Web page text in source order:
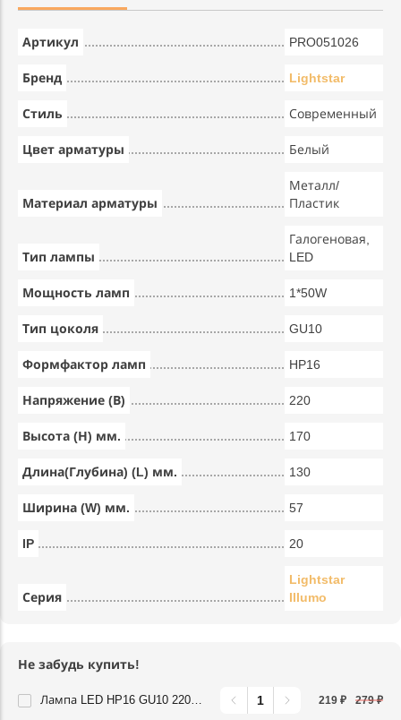
Артикул PRO051026
Бренд Lightstar
Стиль Современный
Цвет арматуры Белый
Материал арматуры
Металл/
Пластик
Тип лампы
Галогеновая,
LED
Мощность ламп 1*50W
Тип цоколя GU10
Формфактор ламп HP16
Напряжение (В) 220
Высота (Н) мм. 170
Длина(Глубина) (L) мм. 130
Ширина (W) мм. 57
IP 20
Серия
Lightstar
Illumo
Не забудь купить!
Лампа LED HP16 GU10 220V 4,5W 3000K FR Lightstar 940252 219 ₽ 279 ₽